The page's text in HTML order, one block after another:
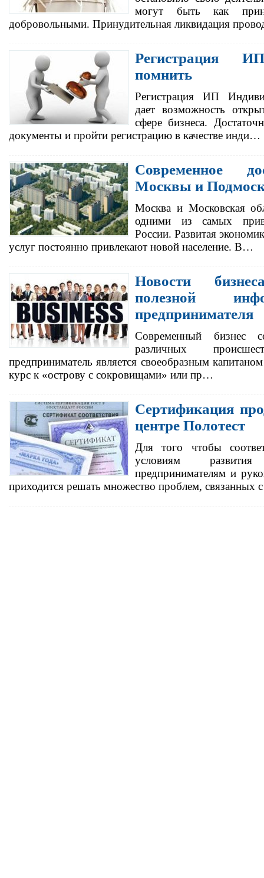
могут быть как
добровольными. Принудительная ликвидация
Регистрация
помнить
Регистрация ИП
дает возможность
сфере бизнеса.
документы и пройти регистрацию в качестве инди…
Современное
Москвы и
Москва и Московская
одними из самых
России. Развитая
услуг постоянно привлекают новой население. В…
Новости
полезной
предпринимателя
Современный бизнес
различных
предприниматель является своеобразным
курс к «острову с сокровищами» или пр…
Сертификация
центре Полотест
Для того чтобы
условиям
предпринимателям и
приходится решать множество проблем, связанных